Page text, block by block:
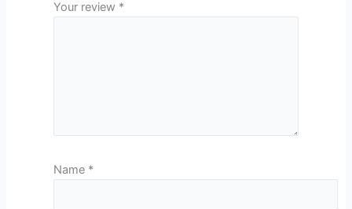
Your review *
Name *